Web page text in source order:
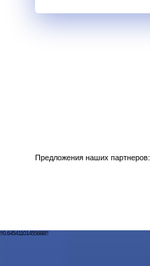
Предложения наших партнеров:
!!0.64541101455688!!